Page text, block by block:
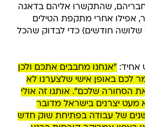
שהתקשרו אליהם בדאגה
אפילו אחרי מתקפת הטילים
שלושה חודשים) כדי לבדוק שהכל
אחיד: "אנחנו מחבבים אתכם ולכן
לכם באופן אישי שלצערנו לא
הסחורה שלכם". אותנו זה אולי
יצרנים בישראל מדובר
של עבודה בפתיחת שוק חדש